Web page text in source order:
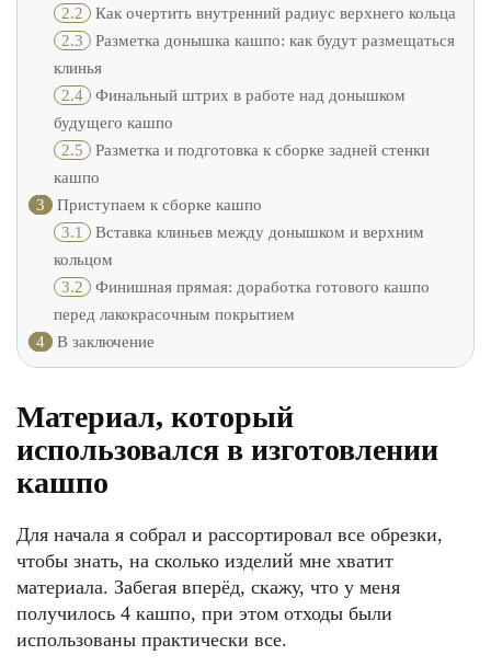
2.2 Как очертить внутренний радиус верхнего кольца
2.3 Разметка донышка кашпо: как будут размещаться
клинья
2.4 Финальный штрих в работе над донышком
будущего кашпо
2.5 Разметка и подготовка к сборке задней стенки
кашпо
3
Приступаем к сборке кашпо
3.1 Вставка клиньев между донышком и верхним
кольцом
3.2 Финишная прямая: доработка готового кашпо
перед лакокрасочным покрытием
4
В заключение
Материал, который
использовался в изготовлении
кашпо
Для начала я собрал и рассортировал все обрезки,
чтобы знать, на сколько изделий мне хватит
материала. Забегая вперёд, скажу, что у меня
получилось 4 кашпо, при этом отходы были
использованы практически все.